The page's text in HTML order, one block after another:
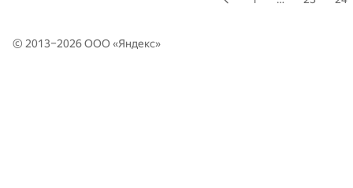
© 2013–2026 ООО «Яндекс»